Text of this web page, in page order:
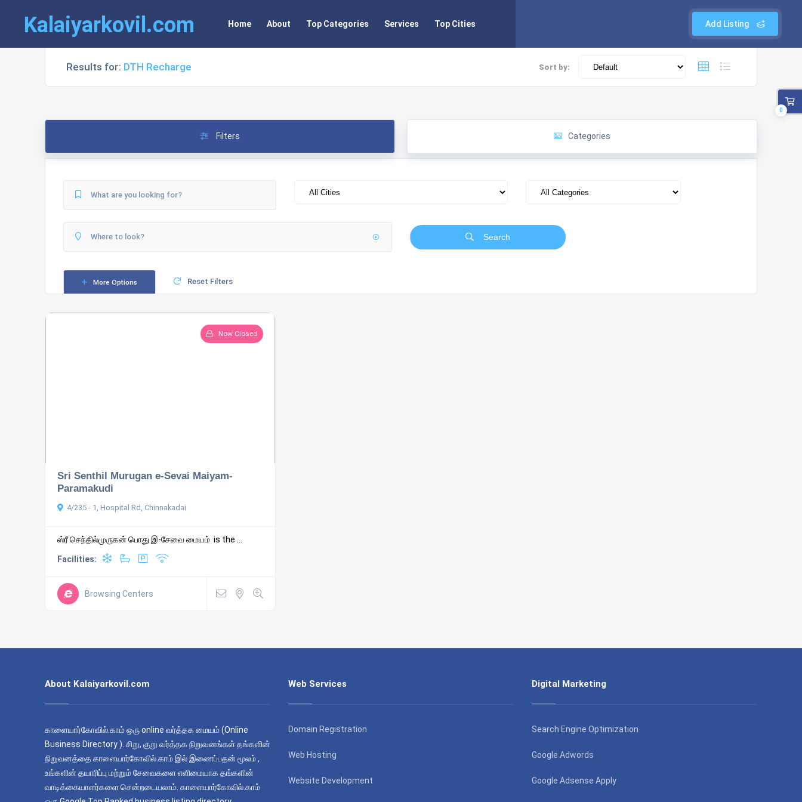
Kalaiyarkovil.com Add Listing
Home About Top Categories Services Top Cities
Results for: DTH Recharge Sort by:
Filters Categories
Search
More Options Reset Filters
Now Closed
Sri Senthil Murugan e-Sevai Maiyam-
Paramakudi
4/235 - 1, Hospital Rd, Chinnakadai
ஸ்ரீ செந்தில்முருகன் பொது இ-சேவை மையம் is the ...
Facilities:
Browsing Centers
0
About Kalaiyarkovil.com
காளையார்கோவில்.காம் ஒரு online வர்த்தக மையம் (Online
Business Directory ). சிறு, குறு வர்த்தக நிறுவனங்கள் தங்களின்
நிறுவனத்தை காளையார்கோவில்.காம் இல் இணைப்பதன் மூலம் ,
உங்களின் தயாரிப்பு மற்றும் சேவைகளை எளிமையாக தங்களின்
வாடிக்கையாளர்களை சென்றடையலாம். காளையார்கோவில்.காம்
Web Services
Domain Registration
Web Hosting
Website Development
Digital Marketing
Search Engine Optimization
Google Adwords
Google Adsense Apply